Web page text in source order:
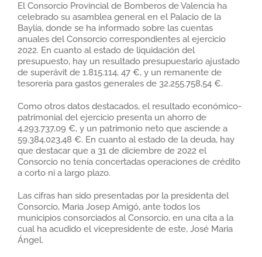
El Consorcio Provincial de Bomberos de Valencia ha
celebrado su asamblea general en el Palacio de la
Baylía, donde se ha informado sobre las cuentas
anuales del Consorcio correspondientes al ejercicio
2022. En cuanto al estado de liquidación del
presupuesto, hay un resultado presupuestario ajustado
de superávit de 1.815.114, 47 €, y un remanente de
tesorería para gastos generales de 32.255.758,54 €.
Como otros datos destacados, el resultado económico-
patrimonial del ejercicio presenta un ahorro de
4.293.737,09 €, y un patrimonio neto que asciende a
59.384.023,48 €. En cuanto al estado de la deuda, hay
que destacar que a 31 de diciembre de 2022 el
Consorcio no tenía concertadas operaciones de crédito
a corto ni a largo plazo.
Las cifras han sido presentadas por la presidenta del
Consorcio, Maria Josep Amigó, ante todos los
municipios consorciados al Consorcio, en una cita a la
cual ha acudido el vicepresidente de este, José Maria
Ángel.